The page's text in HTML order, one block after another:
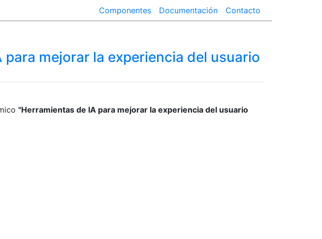
Componentes Documentación Contacto
mejorar la experiencia del usuario
"Herramientas de IA para mejorar la experiencia del usuario